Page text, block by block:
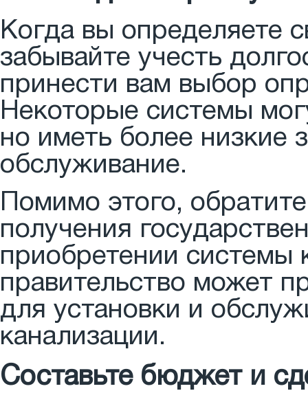
Когда вы определяете
забывайте учесть
принести вам выбор
Некоторые системы
но иметь более низкие
обслуживание.
Помимо этого,
получения
приобретении системы
правительство может
для установки и
канализации.
Составьте бюджет и